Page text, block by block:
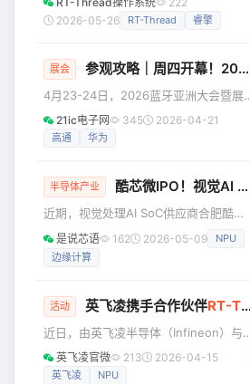
aarch64 平台为例，带你从零上手 DM
框架： 设
5月27日（周三）晚8点，睿擎派「开源
缩库的移植与应用，并结合 SQLite 数据
字节，节省 75.8%。 这场直播能帮你解
决什么问题？ 嵌入式存储空间紧张 → 压
缩 SQLite 文件，节
2026-05-26
RT-Thread 睿擎
展会 参观攻略｜周四开幕！2026蓝牙亚洲大会暨展览 & UPF测试大会 最后注册机会！
4月23-24日，2026蓝牙亚洲大会暨展
览（Bluetooth Asia 2026）将在深圳会
展中心（福田）5号馆启幕。作为蓝牙行
会者及50位行业演讲嘉宾。蓝牙技术联
高通、vivo、小米等众多领先成员公司
代表，共同探讨蓝牙技术在下一代互联
体验中的应用与发展。 UPF互操作性测
21ic电子网 345 2026-04-21
高通 华为
半导体产业 酷芯微IPO！视觉AI SoC赛道突围
近期，视觉处理AI SoC供应商合肥酷芯
微电子股份有限公司（下称“酷芯微”或
“公司”）递交《招股书》，计划在香港交
（香港）有限公司。 作为国内领先的视
觉处理AI SoC及集成解决方案供应商，
酷芯微深耕行业十余年，依托全栈自研
技术体系，聚焦无人机、智能物联、智
能可穿戴三大核心赛道，凭借差异化的
是说芯语 162 2026-05-09
NPU
边缘计算
活动 英飞凌携手合作伙伴RT-Thread
近日，由英飞凌半导体（Infineon）与
RT-Thread联合举办的PSOC™ Edge开
发套件Edgi Talk AI实战培训圆满落幕。
英飞凌官微 213 2026-04-15
英飞凌 NPU